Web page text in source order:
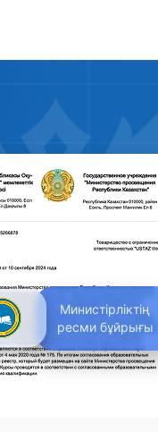
Министірліктің
ресми бұйрығы